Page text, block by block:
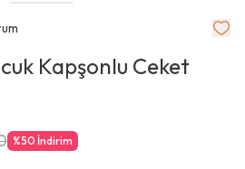
Kapşonlu Ceket
%50 İndirim